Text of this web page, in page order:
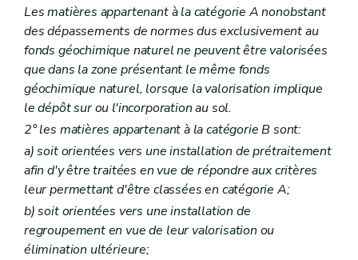
Les matières appartenant à la catégorie A nonobstant
des dépassements de normes dus exclusivement au
fonds géochimique naturel ne peuvent être valorisées
que dans la zone présentant le même fonds
géochimique naturel, lorsque la valorisation implique
le dépôt sur ou l'incorporation au sol.
2° les matières appartenant à la catégorie B sont:
a) soit orientées vers une installation de prétraitement
afin d'y être traitées en vue de répondre aux critères
leur permettant d'être classées en catégorie A;
b) soit orientées vers une installation de
regroupement en vue de leur valorisation ou
élimination ultérieure;